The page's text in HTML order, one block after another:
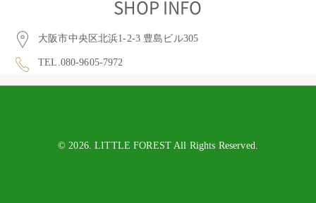
SHOP INFO
大阪市中央区北浜1-2-3 豊島ビル305
TEL.080-9605-7972
© 2026. LITTLE FOREST All Rights Reserved.